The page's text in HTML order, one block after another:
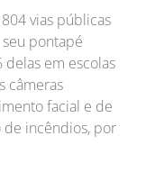
vias públicas
pontapé
em escolas
câmeras
facial e de
de incêndios, por